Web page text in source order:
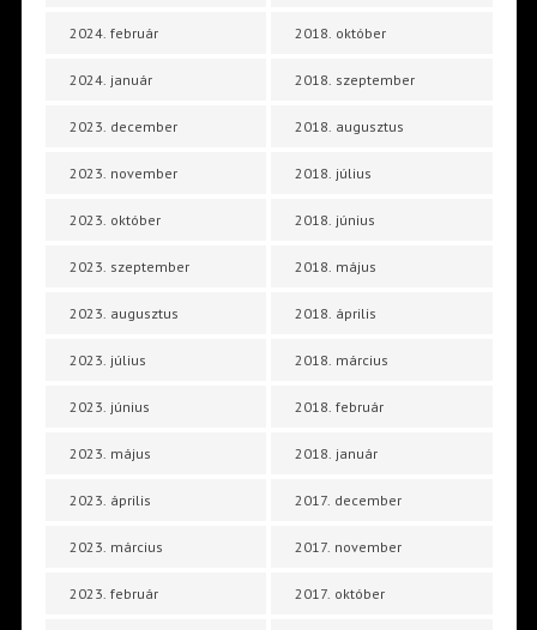
2024. február
2024. január
2023. december
2023. november
2023. október
2023. szeptember
2023. augusztus
2023. július
2023. június
2023. május
2023. április
2023. március
2023. február
2018. október
2018. szeptember
2018. augusztus
2018. július
2018. június
2018. május
2018. április
2018. március
2018. február
2018. január
2017. december
2017. november
2017. október